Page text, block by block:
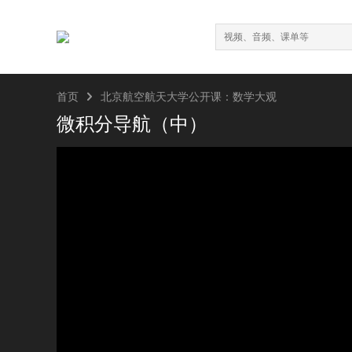
首页  北京航空航天大学公开课：数学大观
微积分导航（中）